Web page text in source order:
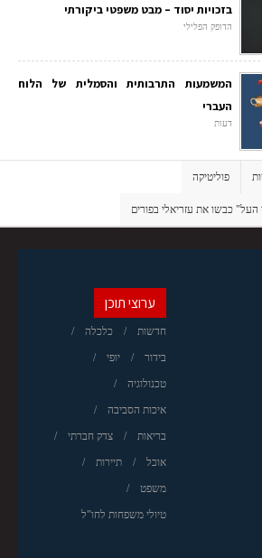
בזכויות יסוד – מבט משפטי ביקורתי
הדופק הפלילי
המשמעות התרבותית והסמלית של הלוח
העברי
דעות
פוליטיקה
כבשו את עזריאלי בפורים
ערוצי תוכן
חדשות כלכלה
בידור יופי
טכנולוגיה
איכות הסביבה
בריאות צדק חברתי
אוכל תיירות
משפט
טיולי משפחות לחו"ל